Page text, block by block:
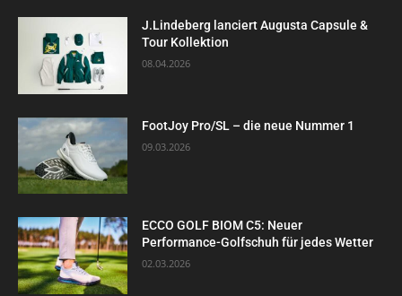
J.Lindeberg lanciert Augusta Capsule &
Tour Kollektion
08.04.2026
FootJoy Pro/SL – die neue Nummer 1
09.03.2026
ECCO GOLF BIOM C5: Neuer
Performance-Golfschuh für jedes Wetter
02.03.2026